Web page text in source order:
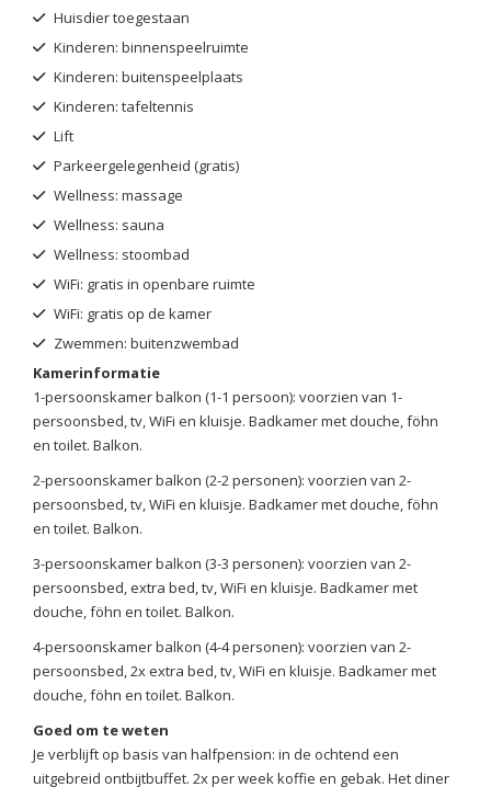
Huisdier toegestaan
Kinderen: binnenspeelruimte
Kinderen: buitenspeelplaats
Kinderen: tafeltennis
Lift
Parkeergelegenheid (gratis)
Wellness: massage
Wellness: sauna
Wellness: stoombad
WiFi: gratis in openbare ruimte
WiFi: gratis op de kamer
Zwemmen: buitenzwembad
Kamerinformatie
1-persoonskamer balkon (1-1 persoon): voorzien van 1-
persoonsbed, tv, WiFi en kluisje. Badkamer met douche, föhn
en toilet. Balkon.
2-persoonskamer balkon (2-2 personen): voorzien van 2-
persoonsbed, tv, WiFi en kluisje. Badkamer met douche, föhn
en toilet. Balkon.
3-persoonskamer balkon (3-3 personen): voorzien van 2-
persoonsbed, extra bed, tv, WiFi en kluisje. Badkamer met
douche, föhn en toilet. Balkon.
4-persoonskamer balkon (4-4 personen): voorzien van 2-
persoonsbed, 2x extra bed, tv, WiFi en kluisje. Badkamer met
douche, föhn en toilet. Balkon.
Goed om te weten
Je verblijft op basis van halfpension: in de ochtend een
uitgebreid ontbijtbuffet. 2x per week koffie en gebak. Het diner